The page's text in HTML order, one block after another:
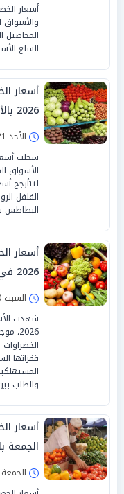
أسعار
والأسواق
المحاصيل
السلع
2026 بالأسواق
الأحد 21/يونيو/2026 - 08:30 ص
سجلت
البطاطس بين «10
2026 في مصر
السبت 20/يونيو/2026 - 08:00 ص
قفزاتها
والطلب
الجمعة
الجمعة 19/يونيو/2026 - 08:00 ص